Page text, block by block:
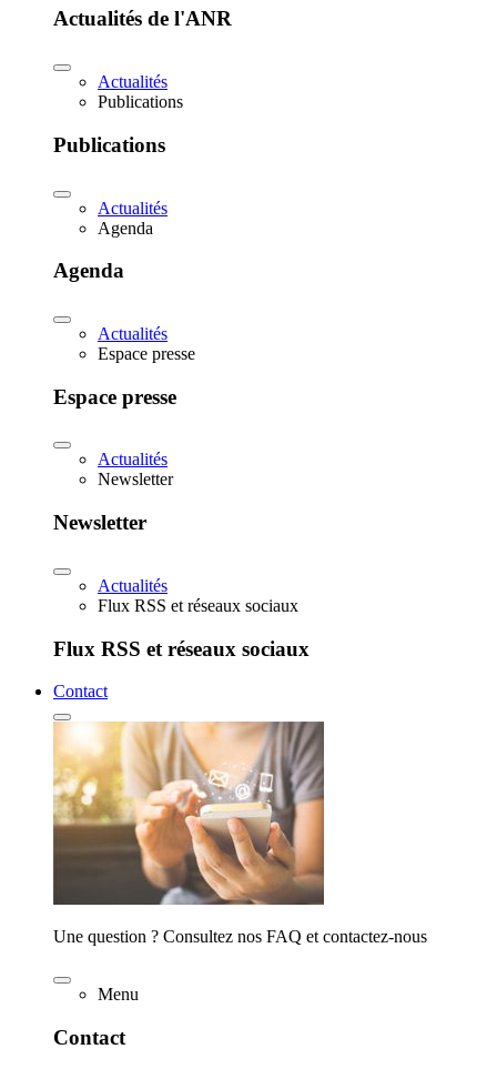
Actualités de l'ANR
Actualités
Publications
Publications
Actualités
Agenda
Agenda
Actualités
Espace presse
Espace presse
Actualités
Newsletter
Newsletter
Actualités
Flux RSS et réseaux sociaux
Flux RSS et réseaux sociaux
Contact
Une question ? Consultez nos FAQ et contactez-nous
Menu
Contact